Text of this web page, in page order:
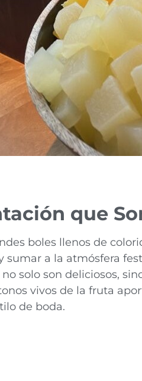
que
boles llenos de
sumar a la atmósfera
no solo son deliciosos,
vivos de la fruta
de boda.